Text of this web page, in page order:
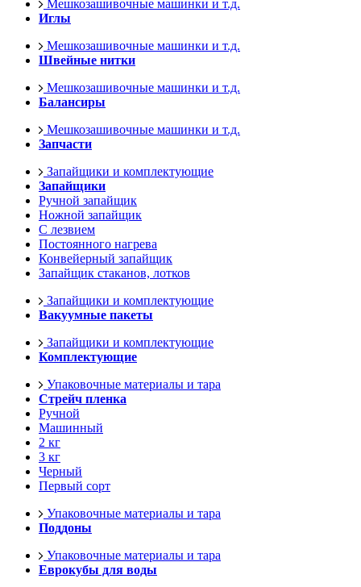
Мешкозашивочные машинки и т.д.
Иглы
Мешкозашивочные машинки и т.д.
Швейные нитки
Мешкозашивочные машинки и т.д.
Балансиры
Мешкозашивочные машинки и т.д.
Запчасти
Запайщики и комплектующие
Запайщики
Ручной запайщик
Ножной запайщик
С лезвием
Постоянного нагрева
Конвейерный запайщик
Запайщик стаканов, лотков
Запайщики и комплектующие
Вакуумные пакеты
Запайщики и комплектующие
Комплектующие
Упаковочные материалы и тара
Стрейч пленка
Ручной
Машинный
2 кг
3 кг
Черный
Первый сорт
Упаковочные материалы и тара
Поддоны
Упаковочные материалы и тара
Еврокубы для воды